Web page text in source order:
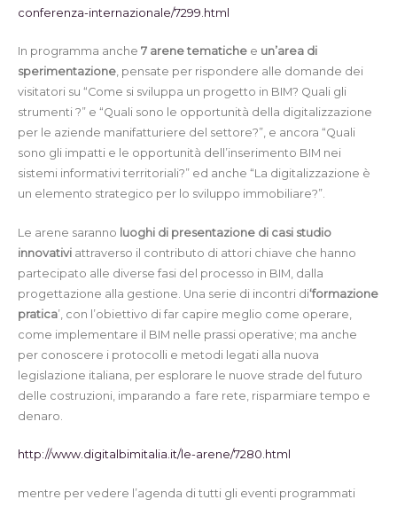
conferenza-internazionale/7299.html
In programma anche 7 arene tematiche e un’area di
sperimentazione, pensate per rispondere alle domande dei
visitatori su “Come si sviluppa un progetto in BIM? Quali gli
strumenti ?” e “Quali sono le opportunità della digitalizzazione
per le aziende manifatturiere del settore?”, e ancora “Quali
sono gli impatti e le opportunità dell’inserimento BIM nei
sistemi informativi territoriali?” ed anche “La digitalizzazione è
un elemento strategico per lo sviluppo immobiliare?”.
Le arene saranno luoghi di presentazione di casi studio
innovativi attraverso il contributo di attori chiave che hanno
partecipato alle diverse fasi del processo in BIM, dalla
progettazione alla gestione. Una serie di incontri di‘formazione
pratica’, con l’obiettivo di far capire meglio come operare,
come implementare il BIM nelle prassi operative; ma anche
per conoscere i protocolli e metodi legati alla nuova
legislazione italiana, per esplorare le nuove strade del futuro
delle costruzioni, imparando a fare rete, risparmiare tempo e
denaro.
http://www.digitalbimitalia.it/le-arene/7280.html
mentre per vedere l’agenda di tutti gli eventi programmati